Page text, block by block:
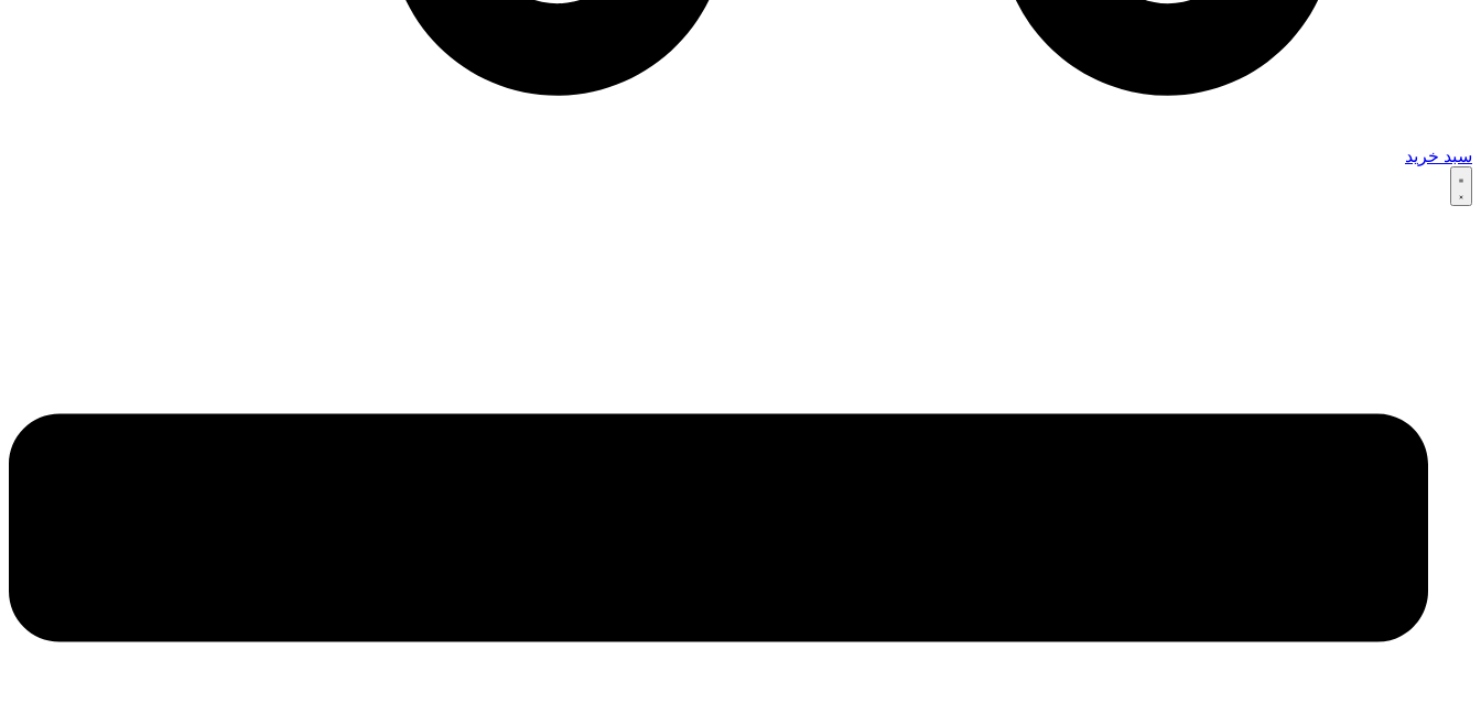
سبد خرید